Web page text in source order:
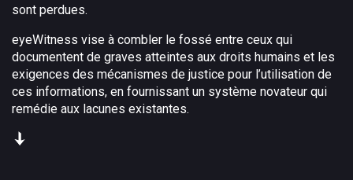
sont perdues.
eyeWitness vise à combler le fossé entre ceux qui
documentent de graves atteintes aux droits humains et les
exigences des mécanismes de justice pour l’utilisation de
ces informations, en fournissant un système novateur qui
remédie aux lacunes existantes.